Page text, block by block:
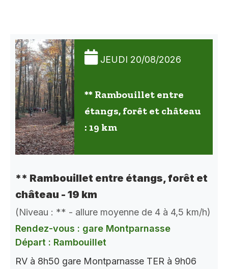
JEUDI 20/08/2026
** Rambouillet entre
étangs, forêt et château
: 19 km
** Rambouillet entre étangs, forêt et
château - 19 km
(Niveau : ** - allure moyenne de 4 à 4,5 km/h)
Rendez-vous : gare Montparnasse
Départ : Rambouillet
RV à 8h50 gare Montparnasse TER à 9h06